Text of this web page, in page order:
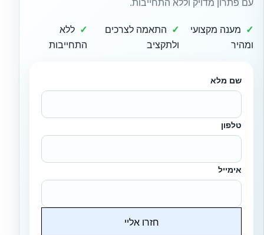
עם פתרון מדויק וללא התחייבות.
מענה מקצועי
ומהיר
התאמה לצרכים
ולתקציב
ללא
התחייבות
שם מלא
טלפון
אימייל
חזרו אליי